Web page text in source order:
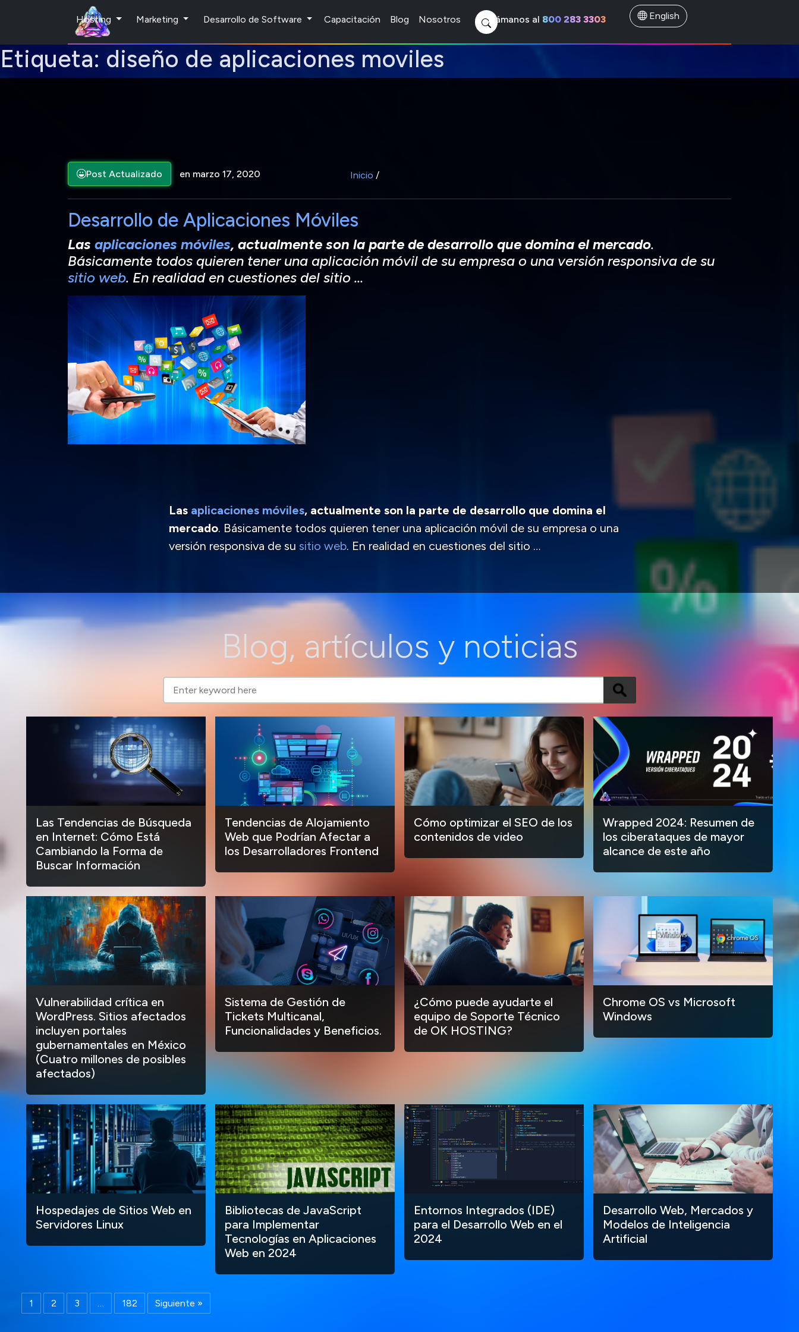
Hosting Marketing Desarrollo de Software Capacitación Blog Nosotros Llámanos al 800 283 3303 English
Etiqueta: diseño de aplicaciones moviles
Post Actualizado en marzo 17, 2020 Inicio /
Desarrollo de Aplicaciones Móviles
Las aplicaciones móviles, actualmente son la parte de desarrollo que domina el mercado.
Básicamente todos quieren tener una aplicación móvil de su empresa o una versión responsiva de su
sitio web. En realidad en cuestiones del sitio …
Las aplicaciones móviles, actualmente son la parte de desarrollo que domina el
mercado. Básicamente todos quieren tener una aplicación móvil de su empresa o una
versión responsiva de su sitio web. En realidad en cuestiones del sitio …
Blog, artículos y noticias
Las Tendencias de Búsqueda
en Internet: Cómo Está
Cambiando la Forma de
Buscar Información
Tendencias de Alojamiento
Web que Podrían Afectar a
los Desarrolladores Frontend
Cómo optimizar el SEO de los
contenidos de video
Wrapped 2024: Resumen de
los ciberataques de mayor
alcance de este año
Vulnerabilidad crítica en
WordPress. Sitios afectados
incluyen portales
gubernamentales en México
(Cuatro millones de posibles
afectados)
Sistema de Gestión de
Tickets Multicanal,
Funcionalidades y Beneficios.
¿Cómo puede ayudarte el
equipo de Soporte Técnico
de OK HOSTING?
Chrome OS vs Microsoft
Windows
Hospedajes de Sitios Web en
Servidores Linux
Bibliotecas de JavaScript
para Implementar
Tecnologías en Aplicaciones
Web en 2024
Entornos Integrados (IDE)
para el Desarrollo Web en el
2024
Desarrollo Web, Mercados y
Modelos de Inteligencia
Artificial
1 2 3 … 182 Siguiente »